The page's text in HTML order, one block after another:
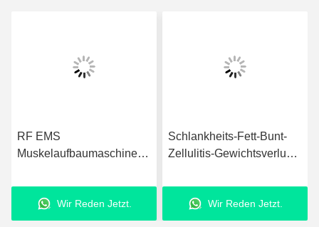
RF EMS
Muskelaufbaumaschine
mit 3 Griffen
Wir Reden Jetzt.
Schlankheits-Fett-Bunt-
Zellulitis-Gewichtsverlust-
EMS Muskelstimulator
Wir Reden Jetzt.